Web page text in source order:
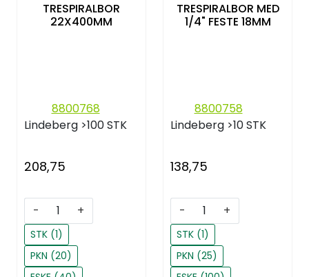
TRESPIRALBOR
22X400MM
8800768
Lindeberg >100 STK
208,75
- +
STK (1)
PKN (20)
TRESPIRALBOR MED
1/4" FESTE 18MM
8800758
Lindeberg >10 STK
138,75
- +
STK (1)
PKN (25)